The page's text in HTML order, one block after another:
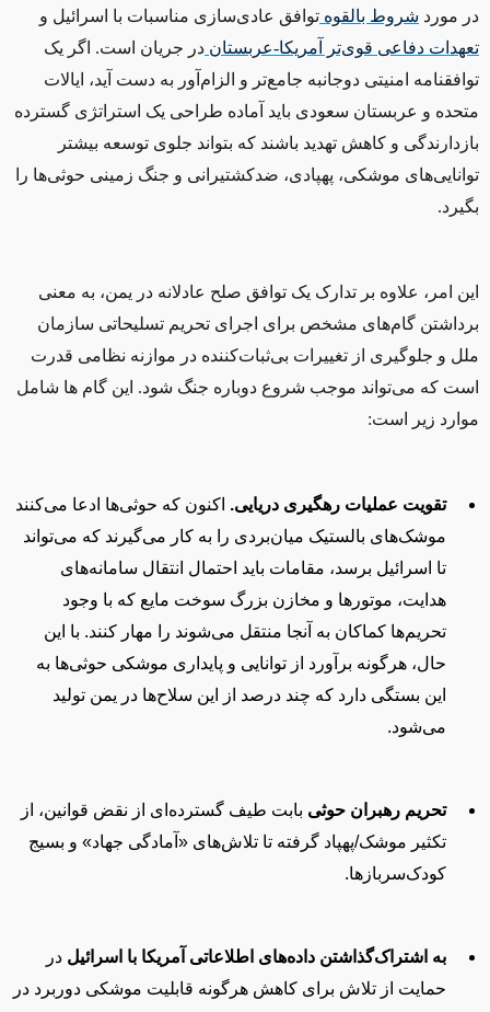
در مورد شروط بالقوه توافق عادی‌سازی مناسبات با اسرائیل و
تعهدات دفاعی قوی‌تر آمریکا-عربستان در جریان است. اگر یک
توافقنامه امنیتی دوجانبه جامع‌تر و الزام‌آور به دست آید، ایالات
متحده و عربستان سعودی باید آماده طراحی یک استراتژی گسترده
بازدارندگی و کاهش تهدید باشند که بتواند جلوی توسعه بیشتر
توانایی‌های موشکی، پهپادی، ضدکشتیرانی و جنگ زمینی حوثی‌ها را
بگیرد.
این امر، علاوه بر تدارک یک توافق صلح عادلانه در یمن، به معنی
برداشتن گام‌های مشخص برای اجرای تحریم تسلیحاتی سازمان
ملل و جلوگیری از تغییرات بی‌ثبات‌کننده در موازنه نظامی قدرت
است که می‌تواند موجب شروع دوباره جنگ شود. این گام ها شامل
موارد زیر است:
تقویت عملیات رهگیری دریایی. اکنون که حوثی‌ها ادعا می‌کنند
موشک‌های بالستیک میان‌بردی را به کار می‌گیرند که می‌تواند
تا اسرائیل برسد، مقامات باید احتمال انتقال سامانه‌های
هدایت، موتورها و مخازن بزرگ سوخت مایع که با وجود
تحریم‌ها کماکان به آنجا منتقل می‌شوند را مهار کنند. با این
حال، هرگونه برآورد از توانایی و پایداری موشکی حوثی‌ها به
این بستگی دارد که چند درصد از این سلاح‌ها در یمن تولید
می‌شود.
تحریم رهبران حوثی بابت طیف گسترده‌ای از نقض قوانین، از
تکثیر موشک/پهپاد گرفته تا تلاش‌های «آمادگی جهاد» و بسیج
کودک‌سربازها.
به اشتراک‌گذاشتن داده‌های اطلاعاتی آمریکا با اسرائیل در
حمایت از تلاش‌ برای کاهش هرگونه قابلیت موشکی دوربرد در